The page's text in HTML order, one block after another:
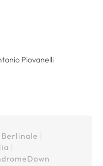
Piovanelli
Berlinale